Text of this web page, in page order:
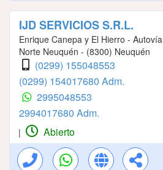
IJD SERVICIOS S.R.L.
Enrique Canepa y El Hierro - Autovía
Norte Neuquén - (8300) Neuquén
(0299) 155048553
(0299) 154017680 Adm.
2995048553
2994017680 Adm.
| Abierto